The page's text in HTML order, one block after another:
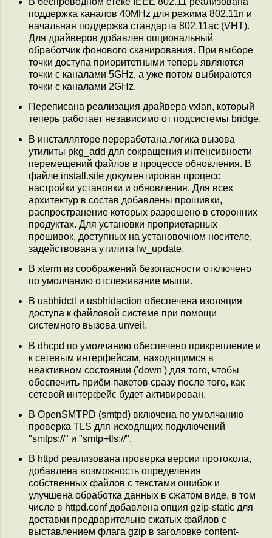
поддержка каналов 40MHz для режима 802.11n и
начальная поддержка стандарта 802.11ac (VHT).
Для драйверов добавлен опциональный
обработчик фонового сканирования. При выборе
точки доступа приоритетными теперь являются
точки с каналами 5GHz, а уже потом выбираются
точки с каналами 2GHz.
Переписана реализация драйвера vxlan, который
теперь работает независимо от подсистемы bridge.
В инсталляторе переработана логика вызова
утилиты pkg_add для сокращения интенсивности
перемещений файлов в процессе обновления. В
файле install.site документирован процесс
настройки установки и обновления. Для всех
архитектур в состав добавлены прошивки,
распространение которых разрешено в сторонних
продуктах. Для установки проприетарных
прошивок, доступных на установочном носителе,
задействована утилита fw_update.
В xterm из соображений безопасности отключено
по умолчанию отслеживание мыши.
В usbhidctl и usbhidaction обеспечена изоляция
доступа к файловой системе при помощи
системного вызова unveil.
В dhcpd по умолчанию обеспечено прикрепление и
к сетевым интерфейсам, находящимся в
неактивном состоянии ('down') для того, чтобы
обеспечить приём пакетов сразу после того, как
сетевой интерфейс будет активирован.
В OpenSMTPD (smtpd) включена по умолчанию
проверка TLS для исходящих подключений
"smtps://" и "smtp+tls://".
В httpd реализована проверка версии протокола,
добавлена возможность определения
собственных файлов с текстами ошибок и
улучшена обработка данных в сжатом виде, в том
числе в httpd.conf добавлена опция gzip-static для
доставки предварительно сжатых файлов с
выставлением флага gzip в заголовке content-